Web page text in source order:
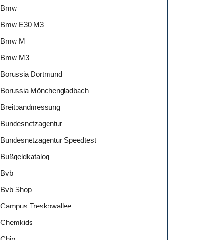
Bmw
Bmw E30 M3
Bmw M
Bmw M3
Borussia Dortmund
Borussia Mönchengladbach
Breitbandmessung
Bundesnetzagentur
Bundesnetzagentur Speedtest
Bußgeldkatalog
Bvb
Bvb Shop
Campus Treskowallee
Chemkids